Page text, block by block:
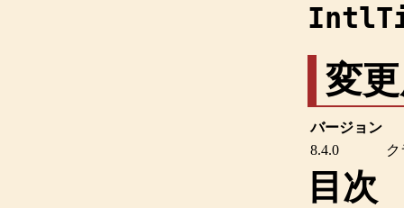
変
バージョン
8.4.0
目次